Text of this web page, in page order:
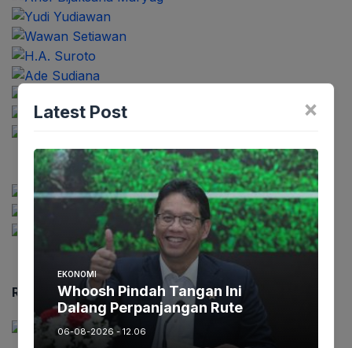
Recent News
×
Latest Post
EKONOMI
Whoosh Pindah Tangan Ini
Dalang Perpanjangan Rute
06-08-2026 - 12.06